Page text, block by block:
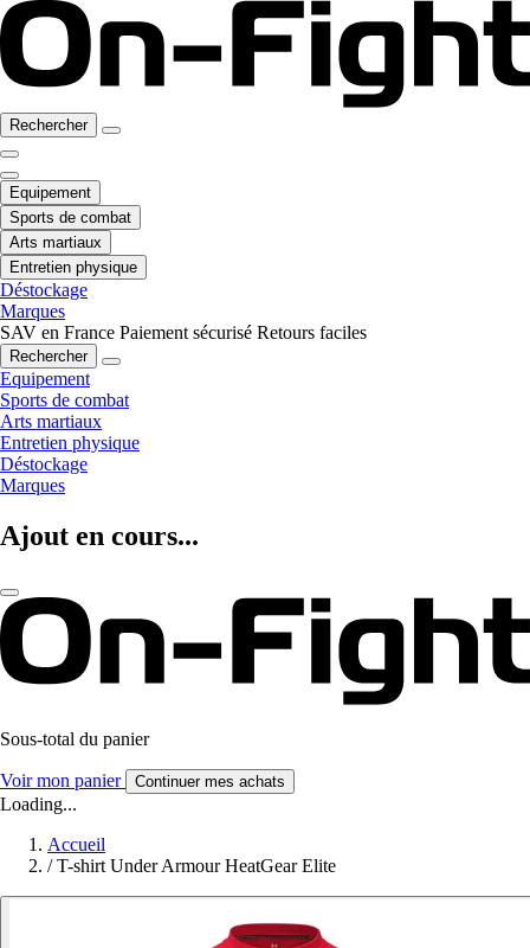
Rechercher
Equipement
Sports de combat
Arts martiaux
Entretien physique
Déstockage
Marques
SAV en France Paiement sécurisé Retours faciles
Rechercher
Equipement
Sports de combat
Arts martiaux
Entretien physique
Déstockage
Marques
Ajout en cours...
Sous-total du panier
Voir mon panier Continuer mes achats
Loading...
Accueil
/ T-shirt Under Armour HeatGear Elite